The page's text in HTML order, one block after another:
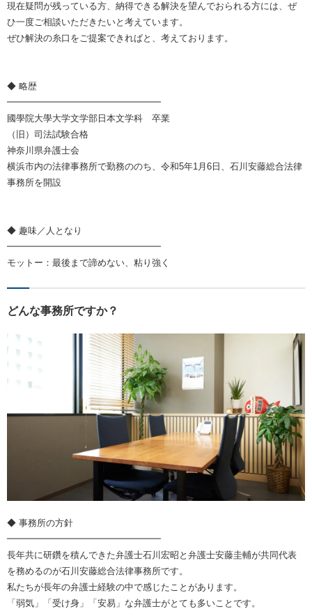
現在疑問が残っている方、納得できる解決を望んでおられる方には、ぜ
ひ一度ご相談いただきたいと考えています。
ぜひ解決の糸口をご提案できればと、考えております。
◆ 略歴
━━━━━━━━━━━━━━━━━
國學院大學大学文学部日本文学科 卒業
（旧）司法試験合格
神奈川県弁護士会
横浜市内の法律事務所で勤務ののち、令和5年1月6日、石川安藤総合法律
事務所を開設
◆ 趣味／人となり
━━━━━━━━━━━━━━━━━
モットー：最後まで諦めない、粘り強く
どんな事務所ですか？
◆ 事務所の方針
━━━━━━━━━━━━━━━━━
長年共に研鑽を積んできた弁護士石川宏昭と弁護士安藤圭輔が共同代表
を務めるのが石川安藤総合法律事務所です。
私たちが長年の弁護士経験の中で感じたことがあります。
「弱気」「受け身」「安易」な弁護士がとても多いことです。